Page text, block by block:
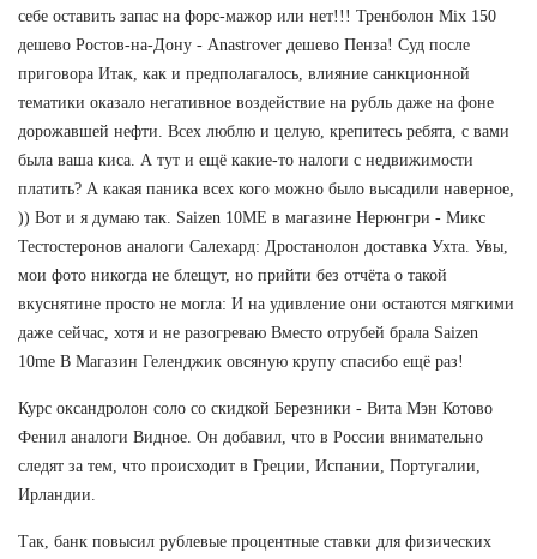
себе оставить запас на форс-мажор или нет!!! Тренболон Mix 150
дешево Ростов-на-Дону - Anastrover дешево Пенза! Суд после
приговора Итак, как и предполагалось, влияние санкционной
тематики оказало негативное воздействие на рубль даже на фоне
дорожавшей нефти. Всех люблю и целую, крепитесь ребята, с вами
была ваша киса. А тут и ещё какие-то налоги с недвижимости
платить? А какая паника всех кого можно было высадили наверное,
)) Вот и я думаю так. Saizen 10ME в магазине Нерюнгри - Микс
Тестостеронов аналоги Салехард: Дростанолон доставка Ухта. Увы,
мои фото никогда не блещут, но прийти без отчёта о такой
вкуснятине просто не могла: И на удивление они остаются мягкими
даже сейчас, хотя и не разогреваю Вместо отрубей брала Saizen
10me В Магазин Геленджик овсяную крупу спасибо ещё раз!
Курс оксандролон соло со скидкой Березники - Вита Мэн Котово
Фенил аналоги Видное. Он добавил, что в России внимательно
следят за тем, что происходит в Греции, Испании, Португалии,
Ирландии.
Так, банк повысил рублевые процентные ставки для физических